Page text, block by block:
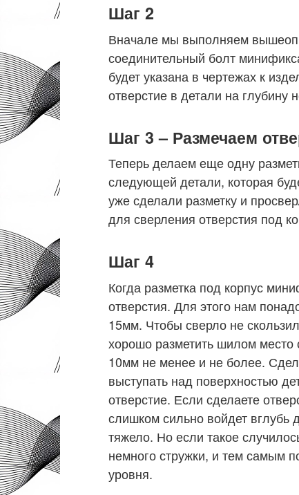
Шаг 2
Вначале мы выполняем
соединительный болт
будет указана в чертежах к
отверстие в детали на
Шаг 3 – Размечаем
Теперь делаем еще одну
следующей детали, которая
уже сделали разметку и
для сверления отверстия под
Шаг 4
Когда разметка под корпус
отверстия. Для этого нам
15мм. Чтобы сверло не
хорошо разметить шилом место
10мм не менее и не более.
выступать над поверхностью
отверстие. Если сделаете
слишком сильно войдет вглубь
тяжело. Но если такое
немного стружки, и тем самым
уровня.